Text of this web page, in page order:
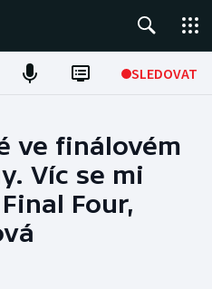
SLEDOVAT
ve finálovém
Víc se mi
Four,